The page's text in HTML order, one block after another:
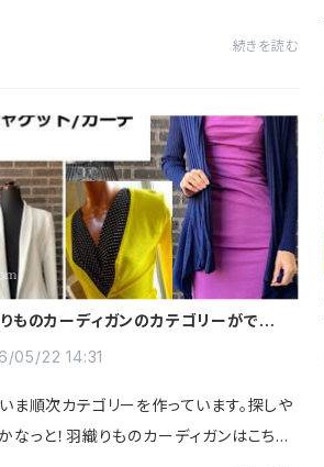
続きを読む
ものカーディガンのカテゴリーができま
05/22 14:31
ま順次カテゴリーを作っています。探しや
なっと！羽織りものカーディガンはこちら